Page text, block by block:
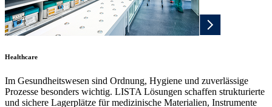
Healthcare
Im Gesundheitswesen sind Ordnung, Hygiene und zuverlässige
Prozesse besonders wichtig. LISTA Lösungen schaffen strukturierte
und sichere Lagerplätze für medizinische Materialien, Instrumente